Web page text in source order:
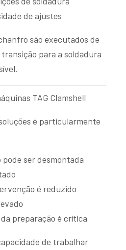
de ajustes
são executados de
para a soldadura
TAG Clamshell
é particularmente
pode ser desmontada
é reduzido
preparação é crítica
de trabalhar